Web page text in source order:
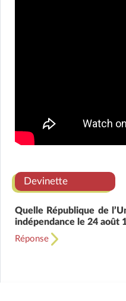
Devinette
Quelle République de
indépendance le 24 août
Réponse